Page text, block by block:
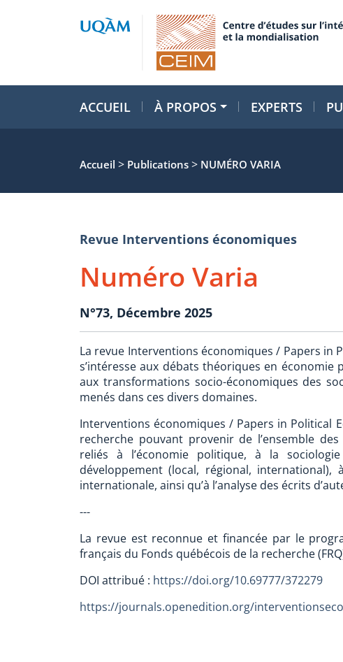
ACCUEIL À PROPOS EXPERTS
Accueil > Publications > NUMÉRO VARIA
Revue Interventions économiques
Numéro Varia
N°73, Décembre 2025
La revue Interventions économiques / Papers in
s’intéresse aux débats théoriques en
aux transformations socio-économiques des
menés dans ces divers domaines.
Interventions économiques / Papers in Political
recherche pouvant provenir de l’ensemble
reliés à l’économie politique, à la
développement (local, régional,
internationale, ainsi qu’à l’analyse des écrits
---
La revue est reconnue et financée par le
français du Fonds québécois de la recherche
DOI attribué : https://doi.org/10.69777/372279
https://journals.openedition.org/